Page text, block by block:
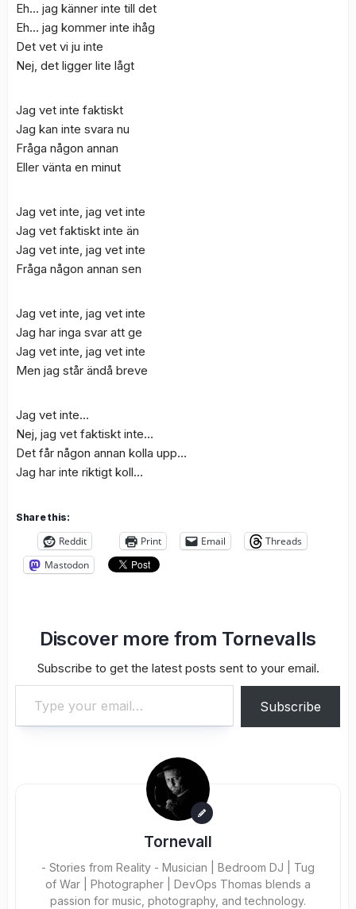
Eh… jag känner inte till det
Eh… jag kommer inte ihåg
Det vet vi ju inte
Nej, det ligger lite lågt
Jag vet inte faktiskt
Jag kan inte svara nu
Fråga någon annan
Eller vänta en minut
Jag vet inte, jag vet inte
Jag vet faktiskt inte än
Jag vet inte, jag vet inte
Fråga någon annan sen
Jag vet inte, jag vet inte
Jag har inga svar att ge
Jag vet inte, jag vet inte
Men jag står ändå breve
Jag vet inte…
Nej, jag vet faktiskt inte…
Det får någon annan kolla upp…
Jag har inte riktigt koll…
Share this:
Reddit Print Email
Threads
Mastodon
Discover more from Tornevalls
Subscribe to get the latest posts sent to your email.
Type your email…
Subscribe
Tornevall
- Stories from Reality - Musician | Bedroom DJ | Tug
of War | Photographer | DevOps Thomas blends a
passion for music, photography, and technology.